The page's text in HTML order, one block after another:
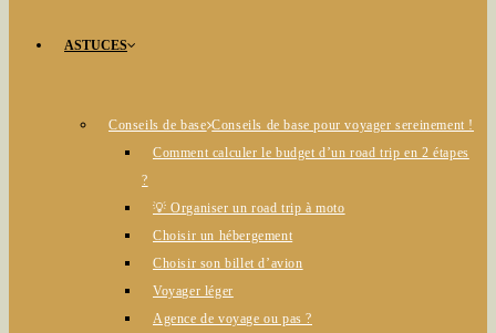
ASTUCES
Conseils de base Conseils de base pour voyager sereinement !
Comment calculer le budget d’un road trip en 2 étapes
?
💡 Organiser un road trip à moto
Choisir un hébergement
Choisir son billet d’avion
Voyager léger
Agence de voyage ou pas ?